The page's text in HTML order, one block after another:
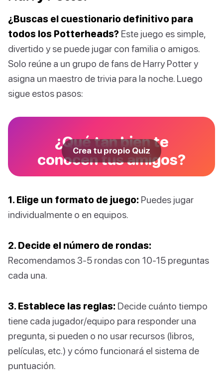
¿Buscas el cuestionario definitivo para
todos los Potterheads? Este juego es simple,
divertido y se puede jugar con familia o amigos.
Solo reúne a un grupo de fans de Harry Potter y
asigna un maestro de trivia para la noche. Luego
sigue estos pasos:
¿Qué tan bien te
conocen tus amigos?
Crea tu propio Quiz
1. Elige un formato de juego: Puedes jugar
individualmente o en equipos.
2. Decide el número de rondas:
Recomendamos 3-5 rondas con 10-15 preguntas
cada una.
3. Establece las reglas: Decide cuánto tiempo
tiene cada jugador/equipo para responder una
pregunta, si pueden o no usar recursos (libros,
películas, etc.) y cómo funcionará el sistema de
puntuación.